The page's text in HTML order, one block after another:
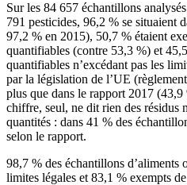
Sur les 84 657 échantillons
791 pesticides, 96,2 % se situaient
97,2 % en 2015), 50,7 % étaient
quantifiables (contre 53,3 %) et
quantifiables n’excédant pas les
par la législation de l’UE
plus que dans le rapport 2017
chiffre, seul, ne dit rien des résidus
quantités : dans 41 % des
selon le rapport.
98,7 % des échantillons d’aliments
limites légales et 83,1 % exempts